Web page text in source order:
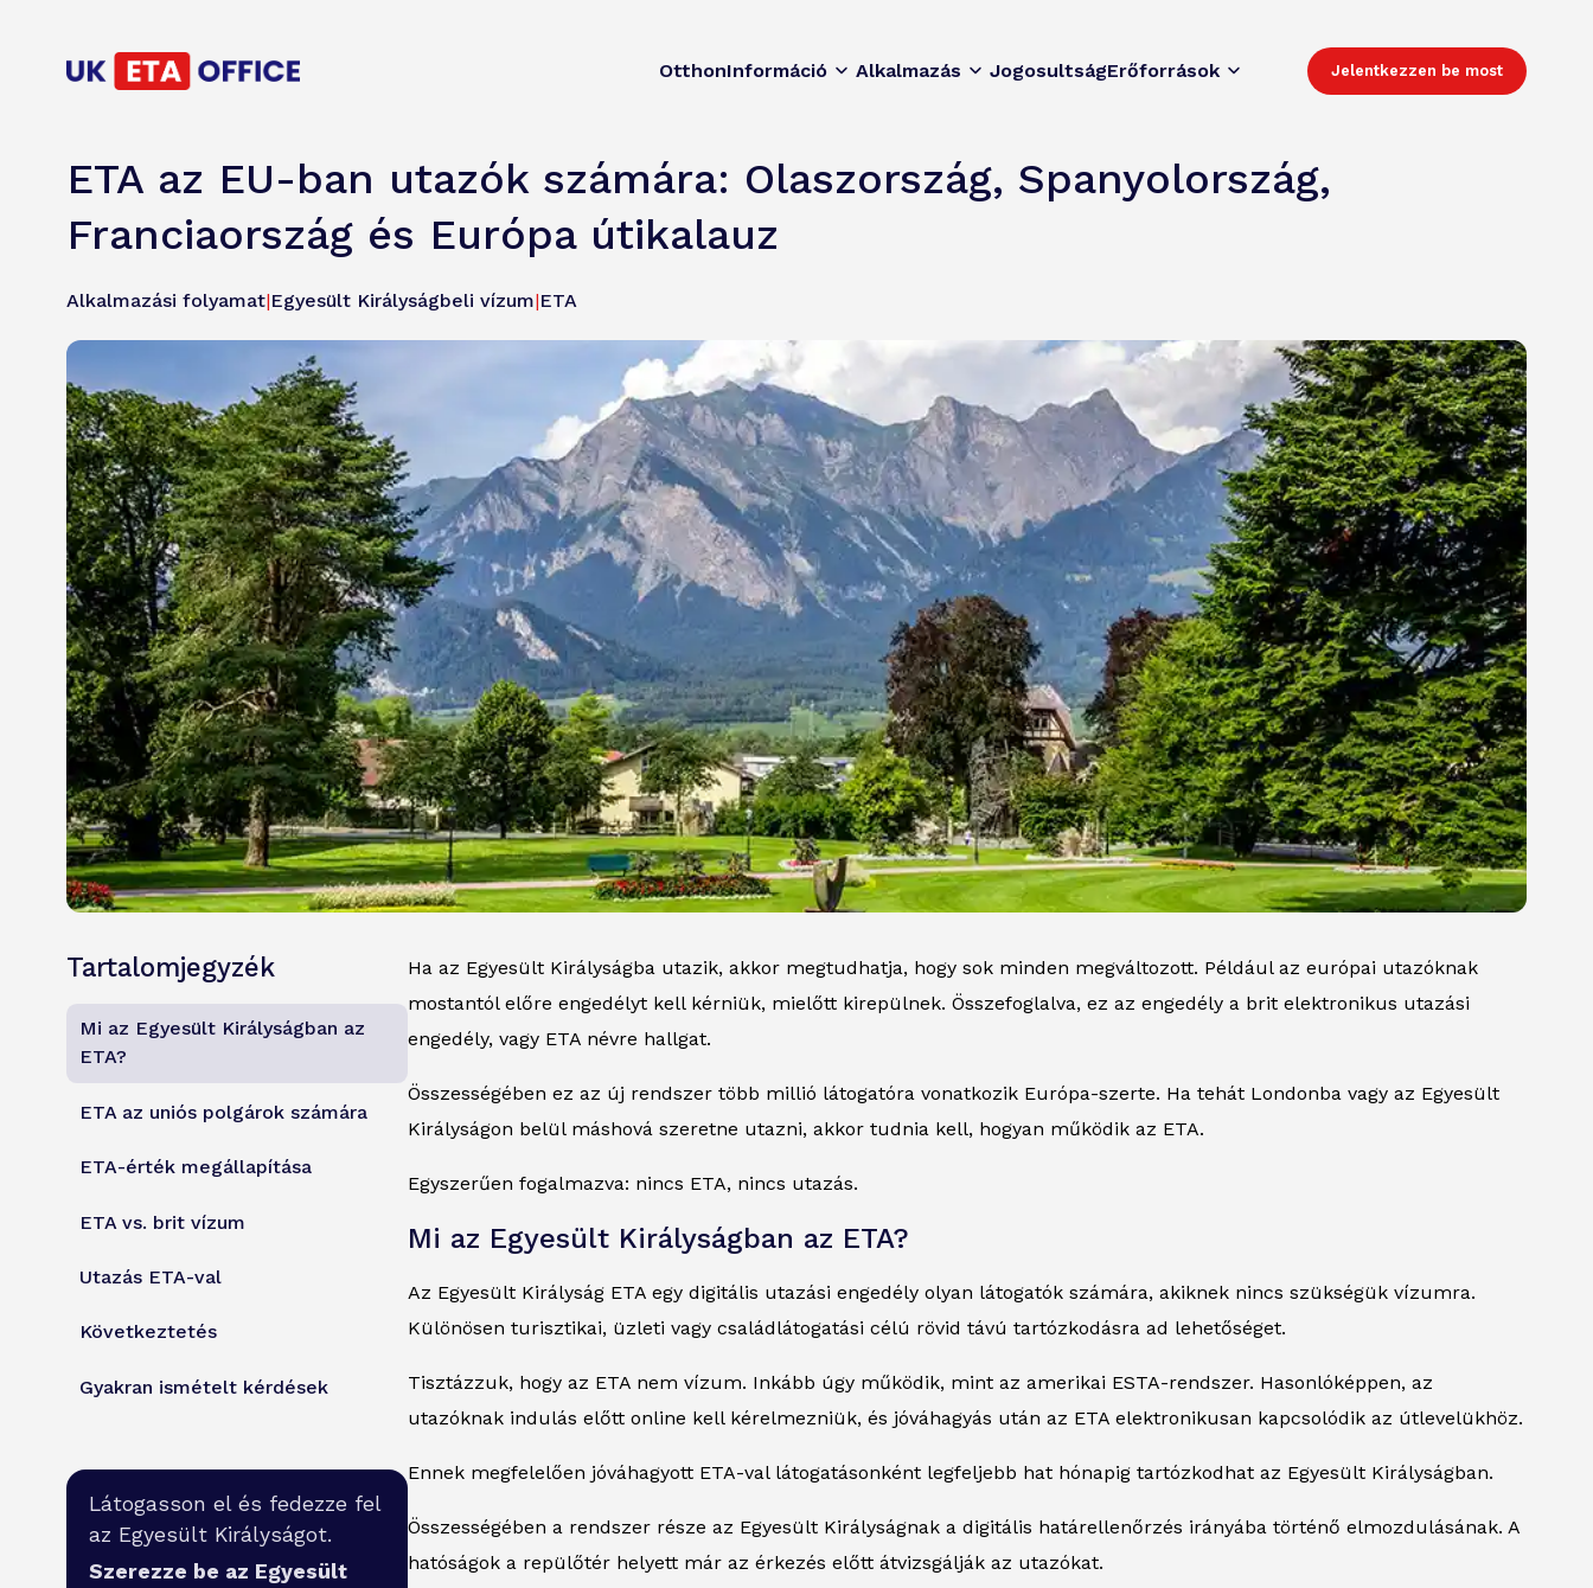
OtthonInformáció Alkalmazás JogosultságErőforrások Jelentkezzen be most
ETA az EU-ban utazók számára: Olaszország, Spanyolország,
Franciaország és Európa útikalauz
Alkalmazási folyamat|Egyesült Királyságbeli vízum|ETA
Tartalomjegyzék
Mi az Egyesült Királyságban az
ETA?
ETA az uniós polgárok számára
ETA-érték megállapítása
ETA vs. brit vízum
Utazás ETA-val
Következtetés
Gyakran ismételt kérdések
Látogasson el és fedezze fel
az Egyesült Királyságot.
Szerezze be az Egyesült
Ha az Egyesült Királyságba utazik, akkor megtudhatja, hogy sok minden megváltozott. Például az európai utazóknak
mostantól előre engedélyt kell kérniük, mielőtt kirepülnek. Összefoglalva, ez az engedély a brit elektronikus utazási
engedély, vagy ETA névre hallgat.
Összességében ez az új rendszer több millió látogatóra vonatkozik Európa-szerte. Ha tehát Londonba vagy az Egyesült
Királyságon belül máshová szeretne utazni, akkor tudnia kell, hogyan működik az ETA.
Egyszerűen fogalmazva: nincs ETA, nincs utazás.
Mi az Egyesült Királyságban az ETA?
Az Egyesült Királyság ETA egy digitális utazási engedély olyan látogatók számára, akiknek nincs szükségük vízumra.
Különösen turisztikai, üzleti vagy családlátogatási célú rövid távú tartózkodásra ad lehetőséget.
Tisztázzuk, hogy az ETA nem vízum. Inkább úgy működik, mint az amerikai ESTA-rendszer. Hasonlóképpen, az
utazóknak indulás előtt online kell kérelmezniük, és jóváhagyás után az ETA elektronikusan kapcsolódik az útlevelükhöz.
Ennek megfelelően jóváhagyott ETA-val látogatásonként legfeljebb hat hónapig tartózkodhat az Egyesült Királyságban.
Összességében a rendszer része az Egyesült Királyságnak a digitális határellenőrzés irányába történő elmozdulásának. A
hatóságok a repülőtér helyett már az érkezés előtt átvizsgálják az utazókat.